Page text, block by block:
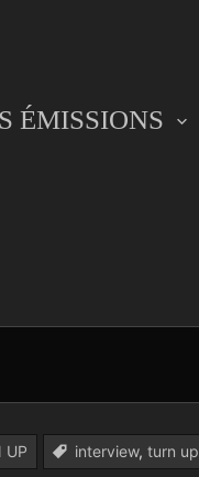
ÉMISSIONS
UP interview, turn up